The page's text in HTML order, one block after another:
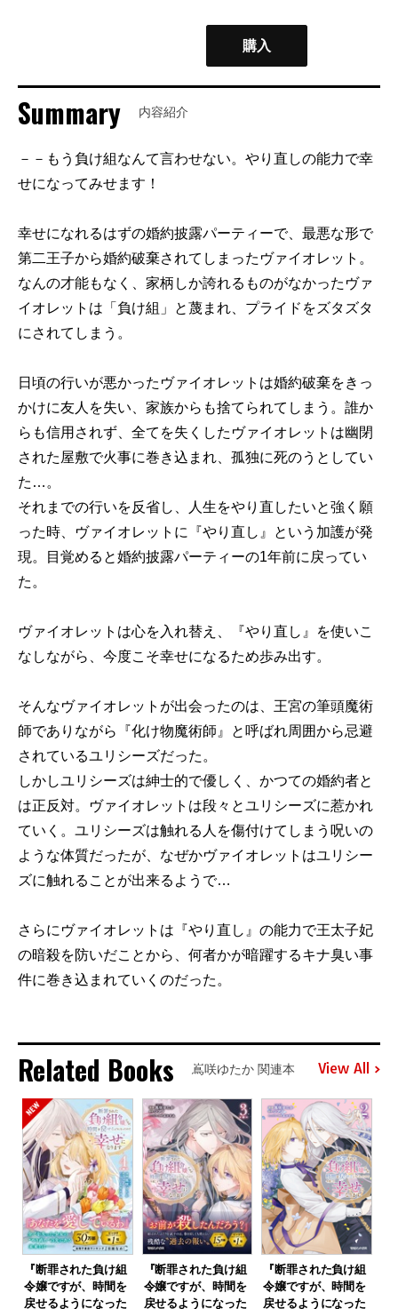
購入
Summary 内容紹介
－－もう負け組なんて言わせない。やり直しの能力で幸
せになってみせます！
幸せになれるはずの婚約披露パーティーで、最悪な形で
第二王子から婚約破棄されてしまったヴァイオレット。
なんの才能もなく、家柄しか誇れるものがなかったヴァ
イオレットは「負け組」と蔑まれ、プライドをズタズタ
にされてしまう。
日頃の行いが悪かったヴァイオレットは婚約破棄をきっ
かけに友人を失い、家族からも捨てられてしまう。誰か
らも信用されず、全てを失くしたヴァイオレットは幽閉
された屋敷で火事に巻き込まれ、孤独に死のうとしてい
た…。
それまでの行いを反省し、人生をやり直したいと強く願
った時、ヴァイオレットに『やり直し』という加護が発
現。目覚めると婚約披露パーティーの1年前に戻ってい
た。
ヴァイオレットは心を入れ替え、『やり直し』を使いこ
なしながら、今度こそ幸せになるため歩み出す。
そんなヴァイオレットが出会ったのは、王宮の筆頭魔術
師でありながら『化け物魔術師』と呼ばれ周囲から忌避
されているユリシーズだった。
しかしユリシーズは紳士的で優しく、かつての婚約者と
は正反対。ヴァイオレットは段々とユリシーズに惹かれ
ていく。ユリシーズは触れる人を傷付けてしまう呪いの
ような体質だったが、なぜかヴァイオレットはユリシー
ズに触れることが出来るようで…
さらにヴァイオレットは『やり直し』の能力で王太子妃
の暗殺を防いだことから、何者かが暗躍するキナ臭い事
件に巻き込まれていくのだった。
Related Books 嶌咲ゆたか 関連本 View All
『断罪された負け組
令嬢ですが、時間を
戻せるようになった
『断罪された負け組
令嬢ですが、時間を
戻せるようになった
『断罪された負け組
令嬢ですが、時間を
戻せるようになった